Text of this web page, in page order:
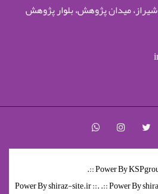
میدان پژوهش، بلوار پژوهش
.:: Power By